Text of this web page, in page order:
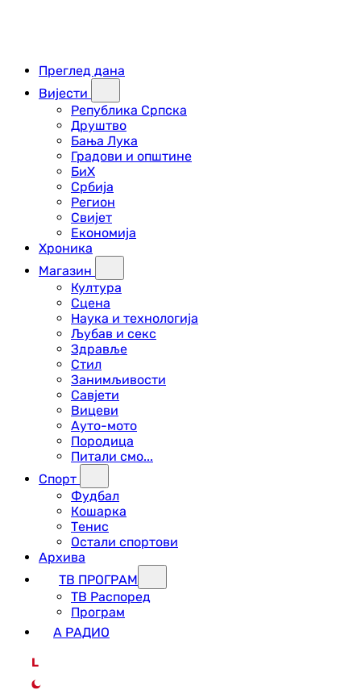
Преглед дана
Вијести
Република Српска
Друштво
Бања Лука
Градови и општине
БиХ
Србија
Регион
Свијет
Економија
Хроника
Магазин
Култура
Сцена
Наука и технологија
Љубав и секс
Здравље
Стил
Занимљивости
Савјети
Вицеви
Ауто-мото
Породица
Питали смо...
Спорт
Фудбал
Кошарка
Тенис
Остали спортови
Архива
ТВ ПРОГРАМ
ТВ Распоред
Програм
А РАДИО
L